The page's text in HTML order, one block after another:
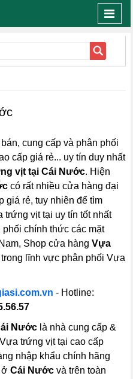
cung cấp và phân phối
cấp giá rẻ... uy tín duy nhất
vịt tại Cái Nước. Hiện
có rất nhiều cửa hàng đại
giá rẻ, tuy nhiên để tìm
vịt tại uy tín tốt nhất
phối chính thức các mặt
Shop cửa hàngVựa
lĩnh vực phân phối Vựa
- Hotline:
Nước là nhà cung cấp &
trứng vịt tại cao cấp
nhập khẩu chính hãng
ởCái Nước và trên toàn